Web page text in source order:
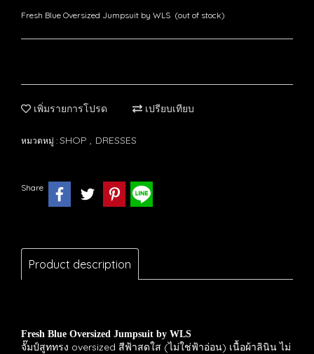
Fresh Blue Oversized Jumpsuit by WLS (out of stock)
เพิ่มรายการโปรด เปรียบเทียบ
หมวดหมู่ : SHOP , DRESSES
Share
Product description
Fresh Blue Oversized Jumpsuit by WLS
จั๊มป์สูททรง oversized สีฟ้าสดใส (ไม่ใช่ฟ้าอ่อน) เนื้อผ้าลินิน ไม่